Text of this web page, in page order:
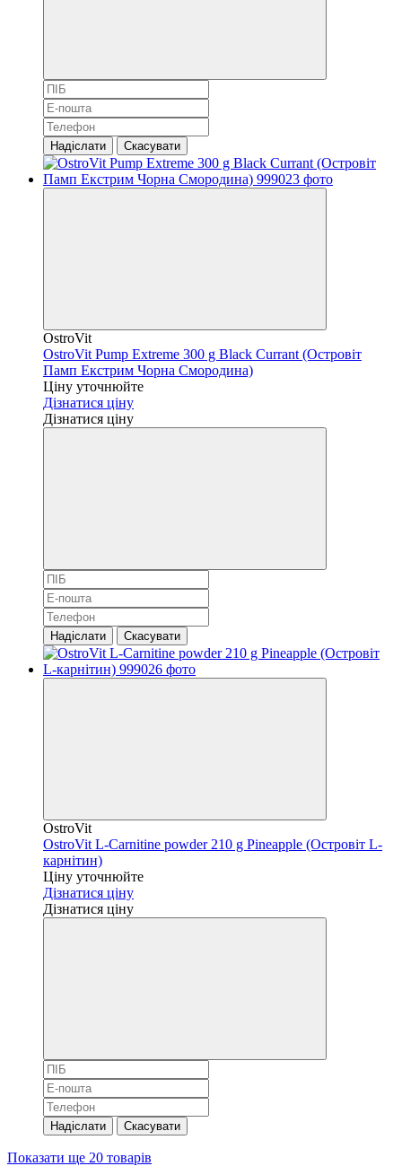
Надіслати Скасувати
OstroVit
OstroVit Pump Extreme 300 g Black Currant (Островіт
Памп Екстрим Чорна Смородина)
Ціну уточнюйте
Дізнатися ціну
Дізнатися ціну
Надіслати Скасувати
OstroVit
OstroVit L-Carnitine powder 210 g Pineapple (Островіт L-
карнітин)
Ціну уточнюйте
Дізнатися ціну
Дізнатися ціну
Надіслати Скасувати
Показати ще 20 товарів